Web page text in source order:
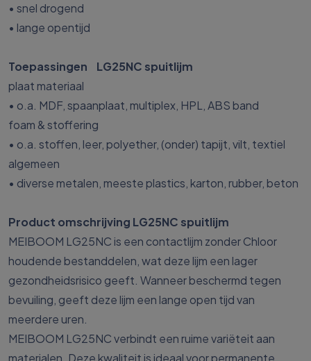
• snel drogend
• lange opentijd
Toepassingen LG25NC spuitlijm
plaat materiaal
• o.a. MDF, spaanplaat, multiplex, HPL, ABS band
foam & stoffering
• o.a. stoffen, leer, polyether, (onder) tapijt, vilt, textiel
algemeen
• diverse metalen, meeste plastics, karton, rubber, beton
Product omschrijving LG25NC spuitlijm
MEIBOOM LG25NC is een contactlijm zonder Chloor
houdende bestanddelen, wat deze lijm een lager
gezondheidsrisico geeft. Wanneer beschermd tegen
bevuiling, geeft deze lijm een lange open tijd van
meerdere uren.
MEIBOOM LG25NC verbindt een ruime variëteit aan
materialen. Deze kwaliteit is ideaal voor permanente